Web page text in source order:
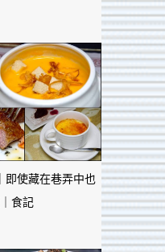
即使藏在巷弄中也
食記